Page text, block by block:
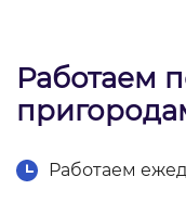
Работаем
Работаем